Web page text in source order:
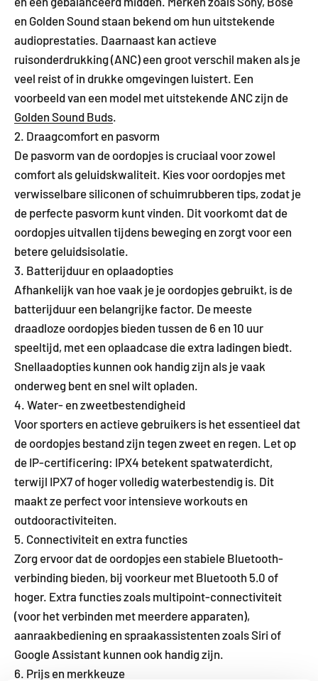
en Golden Sound staan bekend om hun uitstekende
audioprestaties. Daarnaast kan actieve
ruisonderdrukking (ANC) een groot verschil maken als je
veel reist of in drukke omgevingen luistert. Een
voorbeeld van een model met uitstekende ANC zijn de
Golden Sound Buds
2. Draagcomfort en pasvorm
De pasvorm van de oordopjes is cruciaal voor zowel
comfort als geluidskwaliteit. Kies voor oordopjes met
verwisselbare siliconen of schuimrubberen tips, zodat je
de perfecte pasvorm kunt vinden. Dit voorkomt dat de
oordopjes uitvallen tijdens beweging en zorgt voor een
betere geluidsisolatie.
3. Batterijduur en oplaadopties
Afhankelijk van hoe vaak je je oordopjes gebruikt, is de
batterijduur een belangrijke factor. De meeste
draadloze oordopjes bieden tussen de 6 en 10 uur
speeltijd, met een oplaadcase die extra ladingen biedt.
Snellaadopties kunnen ook handig zijn als je vaak
onderweg bent en snel wilt opladen.
4. Water- en zweetbestendigheid
Voor sporters en actieve gebruikers is het essentieel dat
de oordopjes bestand zijn tegen zweet en regen. Let op
de IP-certificering: IPX4 betekent spatwaterdicht,
terwijl IPX7 of hoger volledig waterbestendig is. Dit
maakt ze perfect voor intensieve workouts en
outdooractiviteiten.
5. Connectiviteit en extra functies
Zorg ervoor dat de oordopjes een stabiele Bluetooth-
verbinding bieden, bij voorkeur met Bluetooth 5.0 of
hoger. Extra functies zoals multipoint-connectiviteit
(voor het verbinden met meerdere apparaten),
aanraakbediening en spraakassistenten zoals Siri of
Google Assistant kunnen ook handig zijn.
6. Prijs en merkkeuze